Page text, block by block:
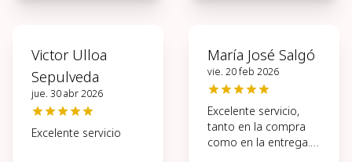
Victor Ulloa
Sepulveda
jue. 30 abr 2026
Excelente servicio
María José Salgó
vie. 20 feb 2026
Excelente servicio,
tanto en la compra
como en la entrega.